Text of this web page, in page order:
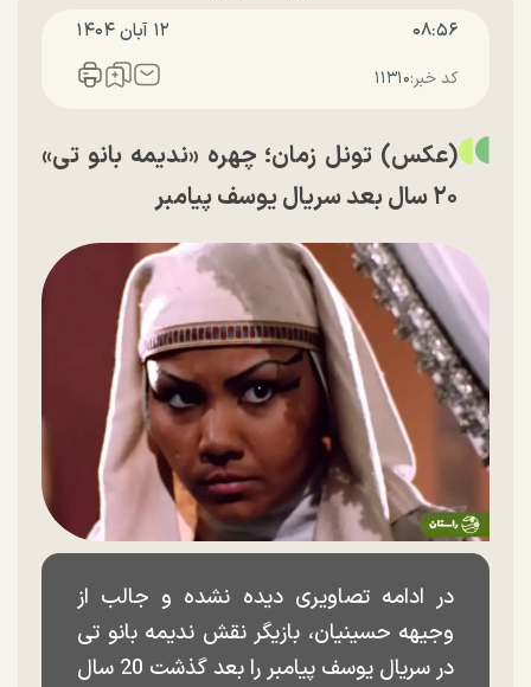
۰۸:۵۶ ۱۲ آبان ۱۴۰۴
کد خبر:۱۱۳۱۰
(عکس) تونل زمان؛ چهره «ندیمه بانو تی»
۲۰ سال بعد سریال یوسف پیامبر
در ادامه تصاویری دیده نشده و جالب از
وجیهه حسینیان، بازیگر نقش ندیمه بانو تی
در سریال یوسف پیامبر را بعد گذشت 20 سال